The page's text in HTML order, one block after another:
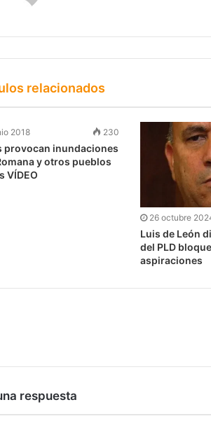
relacionados
2018 230
provocan inundaciones
y otros pueblos
VÍDEO
26 octubre
Luis de León
del PLD
aspiraciones
respuesta